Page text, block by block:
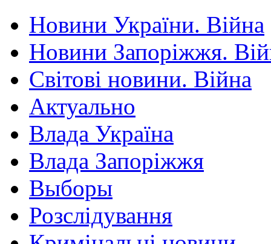
Новини України. Війна
Новини Запоріжжя.
Світові новини. Війна
Актуально
Влада Україна
Влада Запоріжжя
Выборы
Розслідування